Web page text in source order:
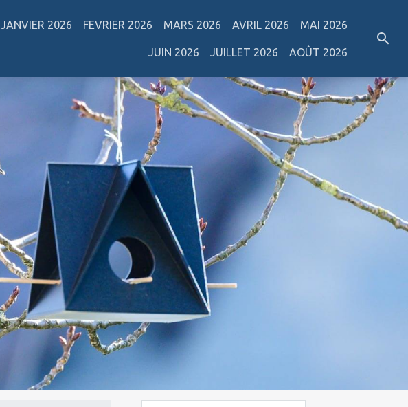
JANVIER 2026 FEVRIER 2026 MARS 2026 AVRIL 2026 MAI 2026
JUIN 2026 JUILLET 2026 AOÛT 2026